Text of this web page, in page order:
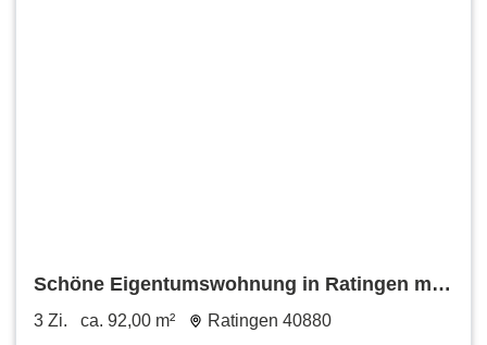
Schöne Eigentumswohnung in Ratingen mit
2 Balkonen
3 Zi. ca. 92,00 m² Ratingen 40880